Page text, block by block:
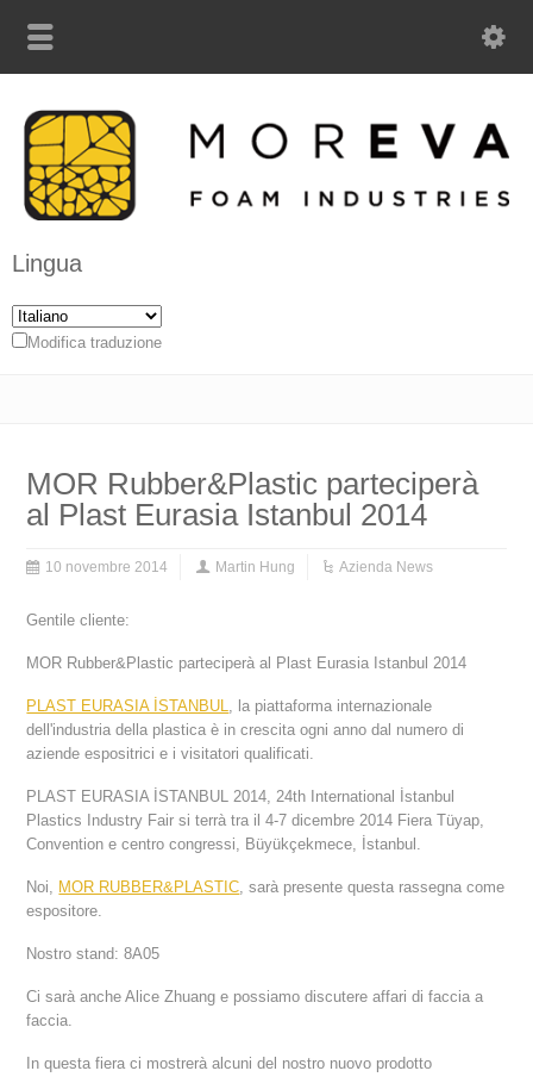
Lingua
Modifica traduzione
MOR Rubber&Plastic parteciperà
al Plast Eurasia Istanbul 2014
10 novembre 2014 Martin Hung Azienda News
Gentile cliente:
MOR Rubber&Plastic parteciperà al Plast Eurasia Istanbul 2014
PLAST EURASIA İSTANBUL, la piattaforma internazionale
dell'industria della plastica è in crescita ogni anno dal numero di
aziende espositrici e i visitatori qualificati.
PLAST EURASIA İSTANBUL 2014, 24th International İstanbul
Plastics Industry Fair si terrà tra il 4-7 dicembre 2014 Fiera Tüyap,
Convention e centro congressi, Büyükçekmece, İstanbul.
Noi, MOR RUBBER&PLASTIC, sarà presente questa rassegna come
espositore.
Nostro stand: 8A05
Ci sarà anche Alice Zhuang e possiamo discutere affari di faccia a
faccia.
In questa fiera ci mostrerà alcuni del nostro nuovo prodotto